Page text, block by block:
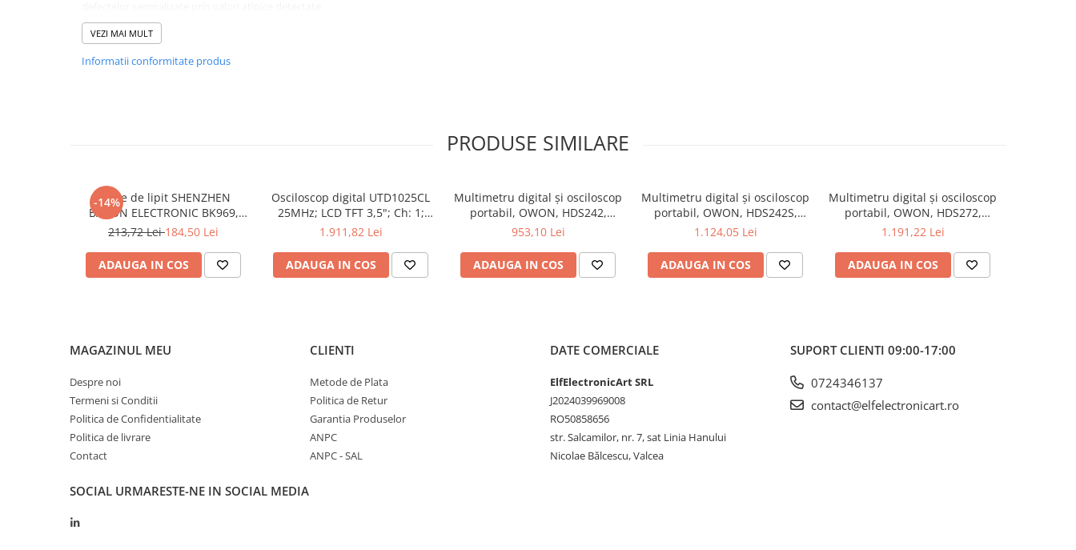
Specificații Tehnice
Dimensiuni
Baterie
Temperatura exterioara de masura
Interval de masura a Umiditatii
0...100% RH
Eșantionare
Greutate cu baterie
Distanța tipică până la punctul de măsurare
VEZI MAI MULT
Informatii conformitate produs
PRODUSE SIMILARE
-14%
Stație de lipit SHENZHEN
BAKON ELECTRONIC BK969,
200...480°C control analogic, cu
213,72 Lei184,50 Lei
ADAUGA IN COS
Osciloscop digital UTD1025CL
25MHz; LCD TFT 3,5"; Ch: 1;
250Msps; 12kpts compatibil cu
1.911,82 Lei
ADAUGA IN COS
Multimetru digital și osciloscop
portabil, OWON, HDS242,
200mV-1kV, 200mA-
953,10 Lei
ADAUGA IN COS
Multimetru digital și osciloscop
portabil, OWON, HDS242S,
200mV-1kV, 200mA-
1.124,05 Lei
ADAUGA IN COS
Multimetru digital și osciloscop
portabil, OWON, HDS272,
200mV-1kV, 200mA-
1.191,22 Lei
ADAUGA IN COS
MAGAZINUL MEU
Despre noi
Termeni si Conditii
Politica de Confidentialitate
Politica de livrare
Contact
CLIENTI
Metode de Plata
Politica de Retur
Garantia Produselor
ANPC
ANPC - SAL
DATE COMERCIALE
ElfElectronicArt SRL
J2024039969008
RO50858656
str. Salcamilor, nr. 7, sat Linia Hanului
Nicolae Bălcescu, Valcea
SUPORT CLIENTI 09:00-17:00
0724346137
contact@elfelectronicart.ro
SOCIAL URMARESTE-NE IN SOCIAL MEDIA